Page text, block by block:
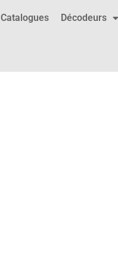
Catalogues Décodeurs